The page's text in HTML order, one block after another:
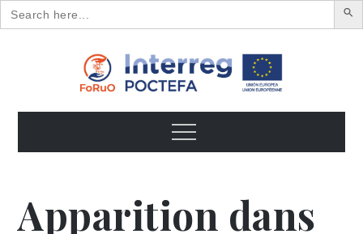
Search
for:
FoRuO
frutos
Menu
Apparition dans